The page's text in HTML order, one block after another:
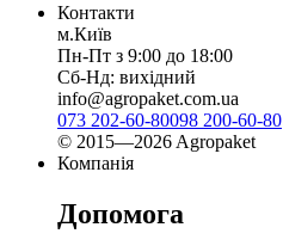
Контакти
м.Київ
Пн-Пт з 9:00 до 18:00
Сб-Нд: вихідний
info@agropaket.com.ua
073 202-60-80098 200-60-80
© 2015—2026 Agropaket
Компанія
Допомога